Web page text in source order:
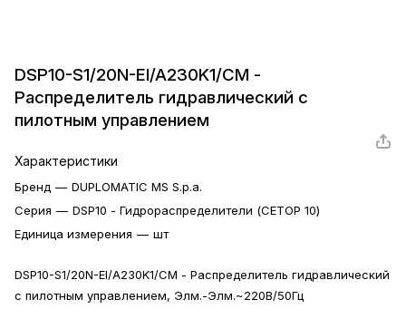
DSP10-S1/20N-EI/A230K1/CM -
Распределитель гидравлический с
пилотным управлением
Характеристики
Бренд — DUPLOMATIC MS S.p.a.
Серия — DSP10 - Гидрораспределители (CETOP 10)
Единица измерения — шт
DSP10-S1/20N-EI/A230K1/CM - Распределитель гидравлический
с пилотным управлением, Элм.-Элм.~220В/50Гц